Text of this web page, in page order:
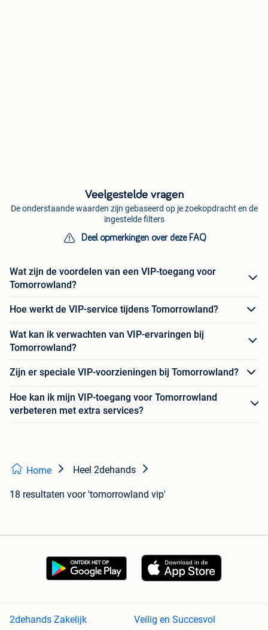
Veelgestelde vragen
De onderstaande waarden zijn gebaseerd op je zoekopdracht en de
ingestelde filters
Deel opmerkingen over deze FAQ
Wat zijn de voordelen van een VIP-toegang voor
Tomorrowland?
Hoe werkt de VIP-service tijdens Tomorrowland?
Wat kan ik verwachten van VIP-ervaringen bij
Tomorrowland?
Zijn er speciale VIP-voorzieningen bij Tomorrowland?
Hoe kan ik mijn VIP-toegang voor Tomorrowland
verbeteren met extra services?
Home Heel 2dehands
18 resultaten voor 'tomorrowland vip'
2dehands Zakelijk Veilig en Succesvol